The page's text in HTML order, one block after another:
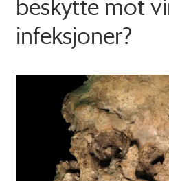
beskytte mot
infeksjoner?